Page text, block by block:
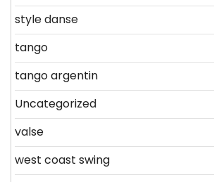
style danse
tango
tango argentin
Uncategorized
valse
west coast swing